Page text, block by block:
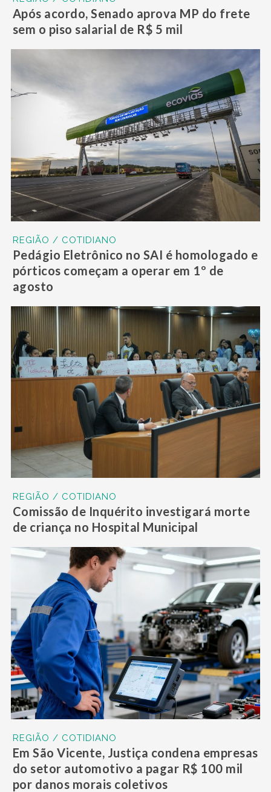
Após acordo, Senado aprova MP do frete
sem o piso salarial de R$ 5 mil
REGIÃO / COTIDIANO
Pedágio Eletrônico no SAI é homologado e
pórticos começam a operar em 1º de
agosto
REGIÃO / COTIDIANO
Comissão de Inquérito investigará morte
de criança no Hospital Municipal
REGIÃO / COTIDIANO
Em São Vicente, Justiça condena empresas
do setor automotivo a pagar R$ 100 mil
por danos morais coletivos